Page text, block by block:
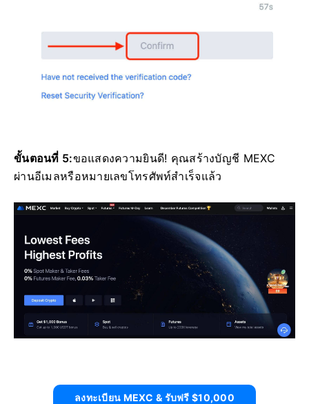
ขั้นตอนที่ 5:ขอแสดงความยินดี! คุณสร้างบัญชี MEXC
ผ่านอีเมลหรือหมายเลขโทรศัพท์สำเร็จแล้ว
ลงทะเบียน MEXC & รับฟรี $10,000